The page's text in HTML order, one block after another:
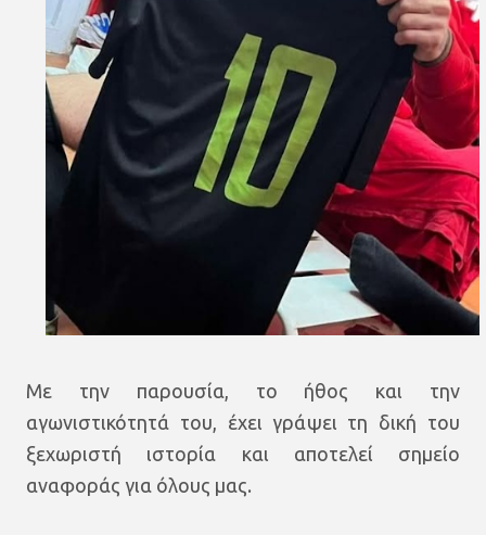
Με την παρουσία, το ήθος και την
αγωνιστικότητά του, έχει γράψει τη δική του
ξεχωριστή ιστορία και αποτελεί σημείο
αναφοράς για όλους μας.